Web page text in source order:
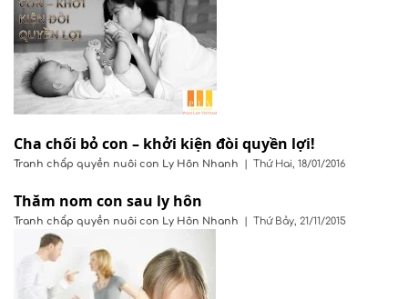
Cha chối bỏ con – khởi kiện đòi quyền lợi!
Tranh chấp quyền nuôi con Ly Hôn Nhanh | Thứ Hai, 18/01/2016
Thăm nom con sau ly hôn
Tranh chấp quyền nuôi con Ly Hôn Nhanh | Thứ Bảy, 21/11/2015